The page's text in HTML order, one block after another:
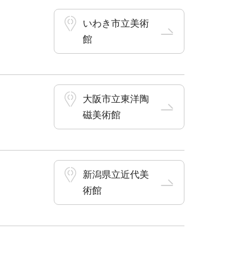
いわき市立美術
館
大阪市立東洋陶
磁美術館
新潟県立近代美
術館